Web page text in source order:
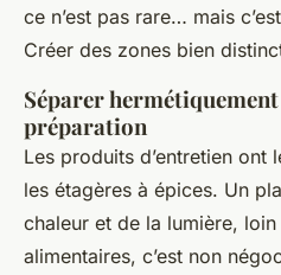
ce n’est pas rare… mais
Créer des zones bien
Séparer
préparation
Les produits d’entretien ont
les étagères à épices. Un
chaleur et de la lumière,
alimentaires, c’est non